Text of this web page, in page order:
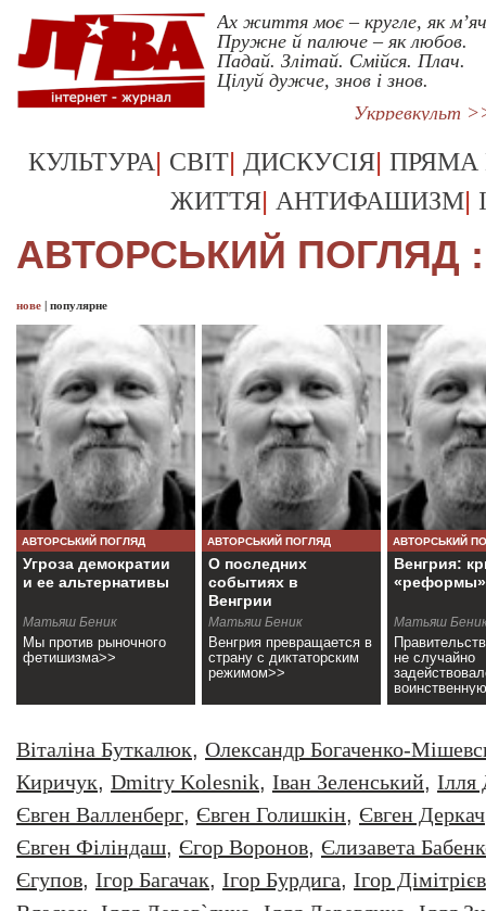
Ах життя моє – кругле, як
Пружне й палюче – як любов.
Падай. Злітай. Смійся. Плач.
Цілуй дужче, знов і знов.
Укрревкульт
КУЛЬТУРА| СВІТ| ДИСКУСІЯ| ПРЯМА
ЖИТТЯ| АНТИФАШИЗМ|
АВТОРСЬКИЙ ПОГЛЯД
нове | популярне
АВТОРСЬКИЙ ПОГЛЯД
Угроза демократии
и ее альтернативы
Матьяш Беник
Мы против рыночного
фетишизма>>
АВТОРСЬКИЙ ПОГЛЯД
О последних
событиях в
Венгрии
Матьяш Беник
Венгрия превращается в
страну с диктаторским
режимом>>
АВТОРСЬКИЙ
Венгрия:
«реформы»
Матьяш
не случайно
воинственную
риторику>>
Віталіна Буткалюк, Олександр Богаченко-
Киричук, Dmitry Kolesnik, Iван Зеленський, Iлля
Євген Валленберг, Євген Голишкін, Євген Деркач
Євген Філіндаш, Єгор Воронов, Єлизавета
Єгупов, Ігор Багачак, Ігор Бурдига, Ігор Дімітрієв